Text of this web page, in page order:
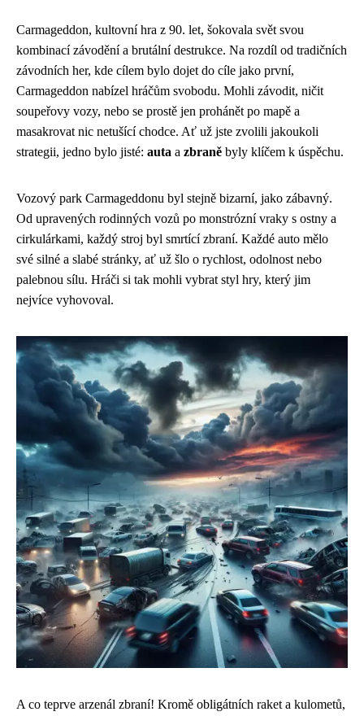
Carmageddon, kultovní hra z 90. let, šokovala svět svou
kombinací závodění a brutální destrukce. Na rozdíl od tradičních
závodních her, kde cílem bylo dojet do cíle jako první,
Carmageddon nabízel hráčům svobodu. Mohli závodit, ničit
soupeřovy vozy, nebo se prostě jen prohánět po mapě a
masakrovat nic netušící chodce. Ať už jste zvolili jakoukoli
strategii, jedno bylo jisté: auta a zbraně byly klíčem k úspěchu.
Vozový park Carmageddonu byl stejně bizarní, jako zábavný.
Od upravených rodinných vozů po monstrózní vraky s ostny a
cirkulárkami, každý stroj byl smrtící zbraní. Každé auto mělo
své silné a slabé stránky, ať už šlo o rychlost, odolnost nebo
palebnou sílu. Hráči si tak mohli vybrat styl hry, který jim
nejvíce vyhovoval.
A co teprve arzenál zbraní! Kromě obligátních raket a kulometů,